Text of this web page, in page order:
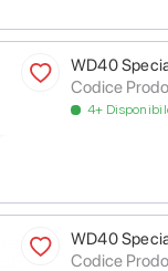
WD40
Codice
4+
WD40
Codice